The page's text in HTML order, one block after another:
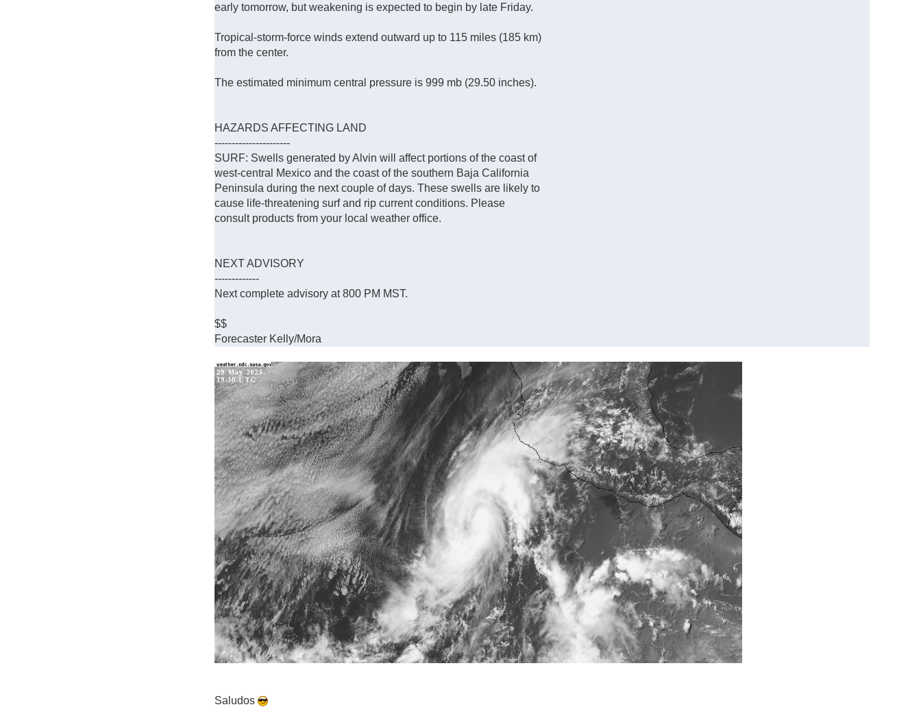
early tomorrow, but weakening is expected to begin by late Friday.
Tropical-storm-force winds extend outward up to 115 miles (185 km)
from the center.
The estimated minimum central pressure is 999 mb (29.50 inches).
HAZARDS AFFECTING LAND
----------------------
SURF: Swells generated by Alvin will affect portions of the coast of
west-central Mexico and the coast of the southern Baja California
Peninsula during the next couple of days. These swells are likely to
cause life-threatening surf and rip current conditions. Please
consult products from your local weather office.
NEXT ADVISORY
-------------
Next complete advisory at 800 PM MST.
$$
Forecaster Kelly/Mora
Saludos